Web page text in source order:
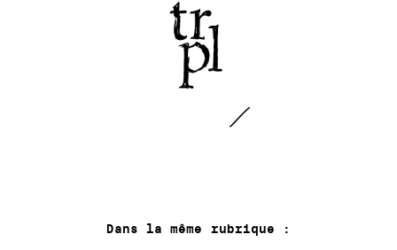
Dans la même rubrique :